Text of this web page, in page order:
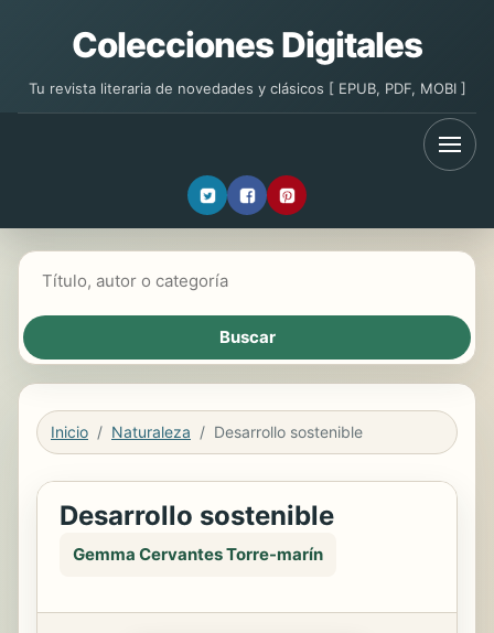
Colecciones Digitales
Tu revista literaria de novedades y clásicos [ EPUB, PDF, MOBI ]
Inicio Naturaleza Desarrollo sostenible
Desarrollo sostenible
Gemma Cervantes Torre-marín